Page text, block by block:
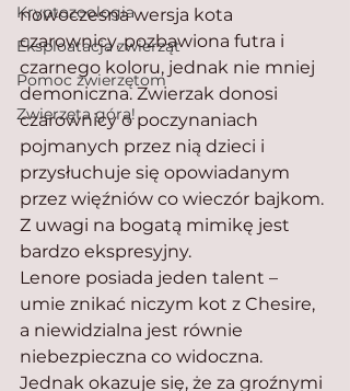
Kryptozoologia
Eksploatacja zwierząt
Pomoc zwierzętom
Zwierzęta górą!
nowoczesna wersja kota
czarownicy, pozbawiona futra i
czarnego koloru, jednak nie mniej
demoniczna. Zwierzak donosi
czarownicy o poczynaniach
pojmanych przez nią dzieci i
przysłuchuje się opowiadanym
przez więźniów co wieczór bajkom.
Z uwagi na bogatą mimikę jest
bardzo ekspresyjny.
Lenore posiada jeden talent –
umie znikać niczym kot z Chesire,
a niewidzialna jest równie
niebezpieczna co widoczna.
Jednak okazuje się, że za groźnymi